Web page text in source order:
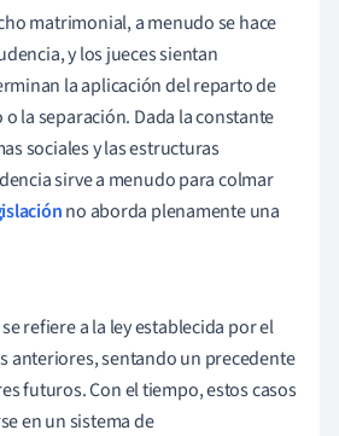
matrimonial, a menudo se hace
y los jueces sientan
la aplicación del reparto de
la separación. Dada la constante
sociales y las estructuras
sirve a menudo para colmar
no aborda plenamente una
refiere a la ley establecida por el
anteriores, sentando un precedente
futuros. Con el tiempo, estos casos
en un sistema de